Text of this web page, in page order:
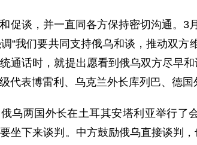
促谈，并一直同各方保持密切沟通。
“我们要共同支持俄乌和谈，推动双
通话时，就提出愿看到俄乌双方尽早
代表博雷利、乌克兰外长库列巴、德
乌两国外长在土耳其安塔利亚举行
坐下来谈判。中方鼓励俄乌直接谈判